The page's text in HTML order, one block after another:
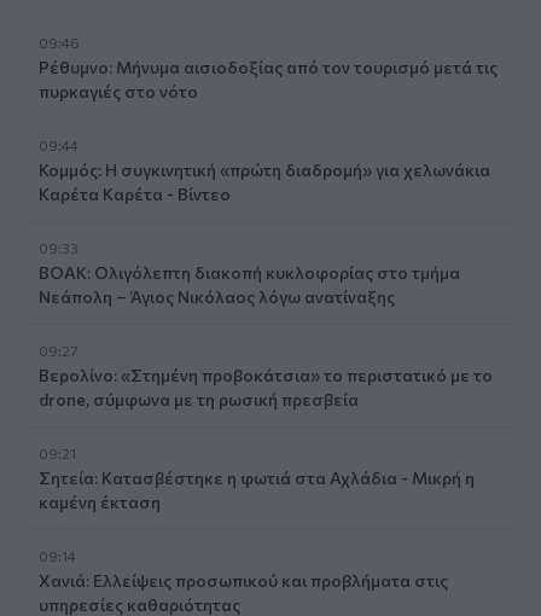
09:46
Ρέθυμνο: Μήνυμα αισιοδοξίας από τον τουρισμό μετά τις
πυρκαγιές στο νότο
09:44
Κομμός: Η συγκινητική «πρώτη διαδρομή» για χελωνάκια
Καρέτα Καρέτα - Βίντεο
09:33
ΒΟΑΚ: Ολιγόλεπτη διακοπή κυκλοφορίας στο τμήμα
Νεάπολη – Άγιος Νικόλαος λόγω ανατίναξης
09:27
Βερολίνο: «Στημένη προβοκάτσια» το περιστατικό με το
drone, σύμφωνα με τη ρωσική πρεσβεία
09:21
Σητεία: Κατασβέστηκε η φωτιά στα Αχλάδια - Μικρή η
καμένη έκταση
09:14
Χανιά: Ελλείψεις προσωπικού και προβλήματα στις
υπηρεσίες καθαριότητας